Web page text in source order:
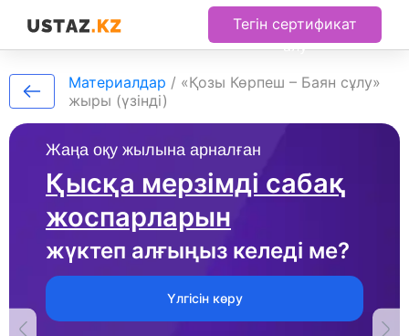
Тегін сертификат
алу
Жаңа оқу жылына арналған
Қысқа мерзімді сабақ
жоспарларын
жүктеп алғыңыз келеді ме?
Үлгісін көру
Материалдар / «Қозы Көрпеш – Баян сұлу»
жыры (үзінді)